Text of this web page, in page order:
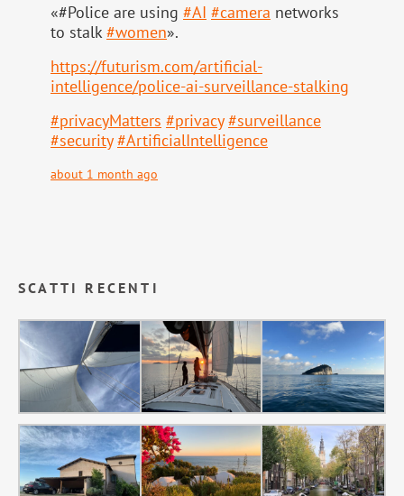
«#Police are using #AI #camera networks
to stalk #women».
https://futurism.com/artificial-
intelligence/police-ai-surveillance-stalking
#privacyMatters #privacy #surveillance
#security #ArtificialIntelligence
about 1 month ago
SCATTI RECENTI